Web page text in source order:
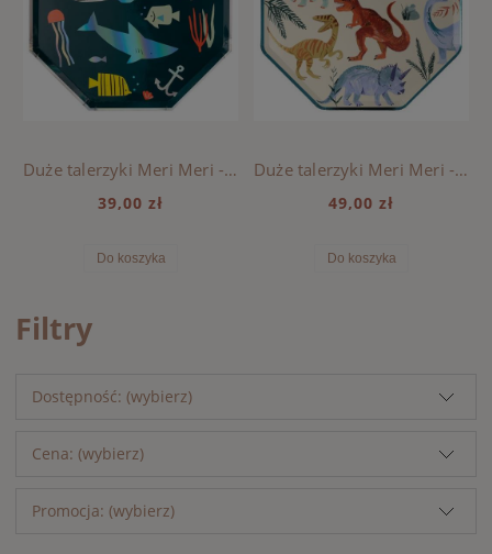
Duże talerzyki Meri Meri - Podwodny Świat
39,00 zł
Do koszyka
Duże talerzyki Meri Meri - Królestwo dinozaurów
49,00 zł
Do koszyka
Filtry
Dostępność: (wybierz)
Cena: (wybierz)
Promocja: (wybierz)